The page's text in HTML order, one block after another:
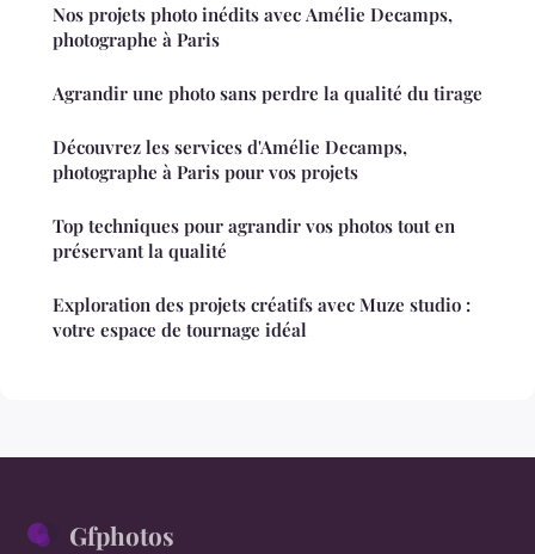
Nos projets photo inédits avec Amélie Decamps,
photographe à Paris
Agrandir une photo sans perdre la qualité du tirage
Découvrez les services d'Amélie Decamps,
photographe à Paris pour vos projets
Top techniques pour agrandir vos photos tout en
préservant la qualité
Exploration des projets créatifs avec Muze studio :
votre espace de tournage idéal
Gfphotos